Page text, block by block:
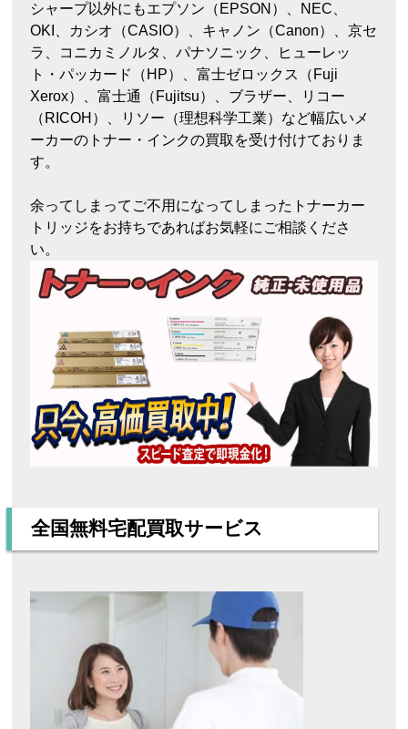
シャープ以外にもエプソン（EPSON）、NEC、
OKI、カシオ（CASIO）、キャノン（Canon）、京セ
ラ、コニカミノルタ、パナソニック、ヒューレッ
ト・パッカード（HP）、富士ゼロックス（Fuji
Xerox）、富士通（Fujitsu）、ブラザー、リコー
（RICOH）、リソー（理想科学工業）など幅広いメ
ーカーのトナー・インクの買取を受け付けておりま
す。
余ってしまってご不用になってしまったトナーカー
トリッジをお持ちであればお気軽にご相談くださ
い。
全国無料宅配買取サービス